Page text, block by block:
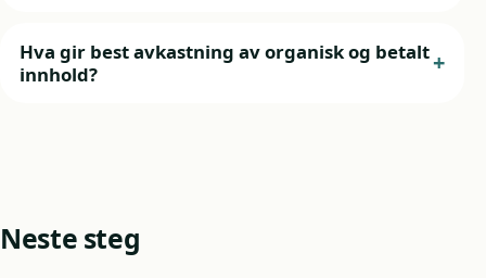
Hva gir best avkastning av organisk og betalt
innhold?
Neste steg